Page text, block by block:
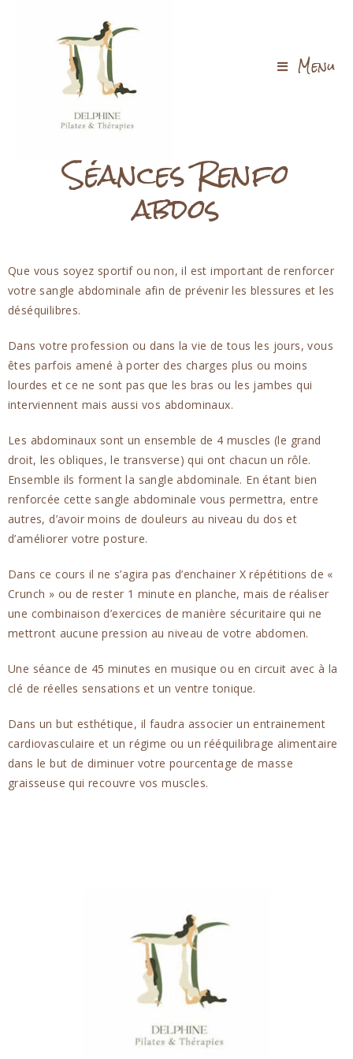
Menu
Séances Renfo
abdos
Que vous soyez sportif ou non, il est important de renforcer
votre sangle abdominale afin de prévenir les blessures et les
déséquilibres.
Dans votre profession ou dans la vie de tous les jours, vous
êtes parfois amené à porter des charges plus ou moins
lourdes et ce ne sont pas que les bras ou les jambes qui
interviennent mais aussi vos abdominaux.
Les abdominaux sont un ensemble de 4 muscles (le grand
droit, les obliques, le transverse) qui ont chacun un rôle.
Ensemble ils forment la sangle abdominale. En étant bien
renforcée cette sangle abdominale vous permettra, entre
autres, d’avoir moins de douleurs au niveau du dos et
d’améliorer votre posture.
Dans ce cours il ne s’agira pas d’enchainer X répétitions de «
Crunch » ou de rester 1 minute en planche, mais de réaliser
une combinaison d’exercices de manière sécuritaire qui ne
mettront aucune pression au niveau de votre abdomen.
Une séance de 45 minutes en musique ou en circuit avec à la
clé de réelles sensations et un ventre tonique.
Dans un but esthétique, il faudra associer un entrainement
cardiovasculaire et un régime ou un rééquilibrage alimentaire
dans le but de diminuer votre pourcentage de masse
graisseuse qui recouvre vos muscles.